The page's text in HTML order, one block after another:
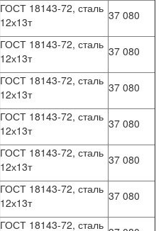
ГОСТ 18143-72, сталь
12х13т
37 080
ГОСТ 18143-72, сталь
12х13т
37 080
ГОСТ 18143-72, сталь
12х13т
37 080
ГОСТ 18143-72, сталь
12х13т
37 080
ГОСТ 18143-72, сталь
12х13т
37 080
ГОСТ 18143-72, сталь
12х13т
37 080
ГОСТ 18143-72, сталь